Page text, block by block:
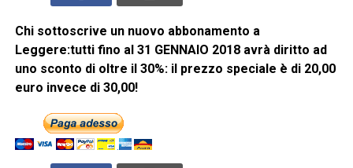
Chi sottoscrive un nuovo abbonamento a
Leggere:tutti fino al 31 GENNAIO 2018 avrà diritto ad
uno sconto di oltre il 30%: il prezzo speciale è di 20,00
euro invece di 30,00!